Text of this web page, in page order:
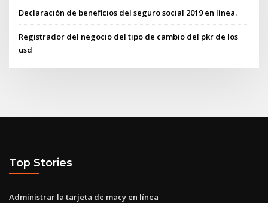
Declaración de beneficios del seguro social 2019 en línea.
Registrador del negocio del tipo de cambio del pkr de los
usd
Top Stories
Administrar la tarjeta de macy en línea